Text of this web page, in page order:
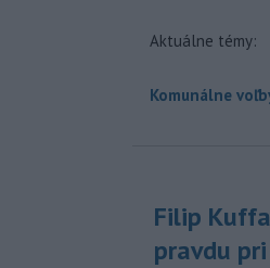
Aktuálne témy:
Komunálne
Filip
pravdu